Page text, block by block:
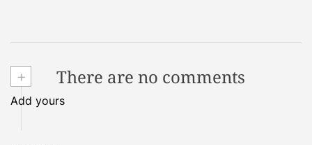
+ There are no comments
Add yours